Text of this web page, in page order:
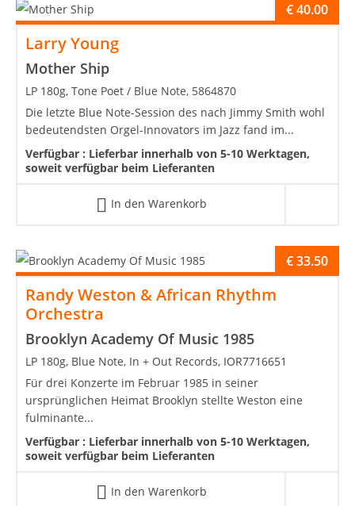
Larry Young
Mother Ship
€40.00
LP 180g, Tone Poet / Blue Note, 5864870
Die letzte Blue Note-Session des nach Jimmy Smith wohl
bedeutendsten Orgel-Innovators im Jazz fand im...
Verfügbar : Lieferbar innerhalb von 5-10 Werktagen,
soweit verfügbar beim Lieferanten
In den Warenkorb
Randy Weston & African Rhythm
Orchestra
Brooklyn Academy Of Music 1985
€33.50
LP 180g, Blue Note, In + Out Records, IOR7716651
Für drei Konzerte im Februar 1985 in seiner
ursprünglichen Heimat Brooklyn stellte Weston eine
fulminante...
Verfügbar : Lieferbar innerhalb von 5-10 Werktagen,
soweit verfügbar beim Lieferanten
In den Warenkorb